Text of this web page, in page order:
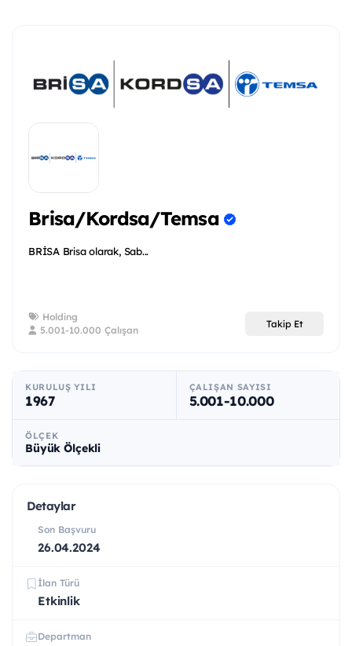
Brisa/Kordsa/Temsa
BRİSA Brisa olarak, Sab...
Holding
5.001-10.000 Çalışan
Takip Et
KURULUŞ YILI
1967
ÇALIŞAN SAYISI
5.001-10.000
ÖLÇEK
Büyük Ölçekli
Detaylar
Son Başvuru
26.04.2024
İlan Türü
Etkinlik
Departman